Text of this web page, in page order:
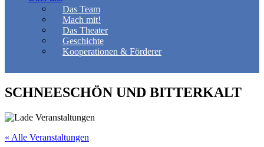
Das Team
Mach mit!
Das Theater
Geschichte
Kooperationen & Förderer
SCHNEESCHÖN UND BITTERKALT
« Alle Veranstaltungen